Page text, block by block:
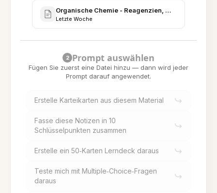
Organische Chemie - Reagenzien, Mechanismen
Letzte Woche
2 Prompt auswählen
Fügen Sie zuerst eine Datei hinzu — dann wird jeder
Prompt darauf angewendet.
Erstelle Karteikarten aus diesem Material
Fasse diese Notizen in 10
Schlüsselpunkten zusammen
Erstelle ein 50‑Karten Lerndeck daraus
Teste mich mit Multiple‑Choice‑Fragen
daraus